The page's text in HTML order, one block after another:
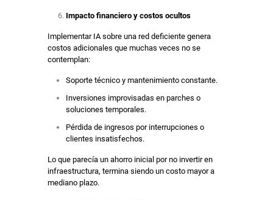
Impacto financiero y costos ocultos
Implementar IA sobre una red deficiente genera
costos adicionales que muchas veces no se
contemplan:
Soporte técnico y mantenimiento constante.
Inversiones improvisadas en parches o
soluciones temporales.
Pérdida de ingresos por interrupciones o
clientes insatisfechos.
Lo que parecía un ahorro inicial por no invertir en
infraestructura, termina siendo un costo mayor a
mediano plazo.